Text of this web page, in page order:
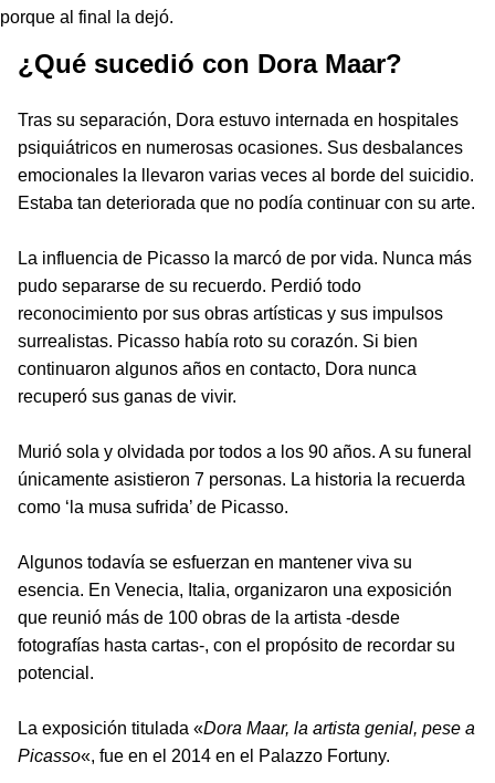
porque al final la dejó.
¿Qué sucedió con Dora Maar?
Tras su separación, Dora estuvo internada en hospitales
psiquiátricos en numerosas ocasiones. Sus desbalances
emocionales la llevaron varias veces al borde del suicidio.
Estaba tan deteriorada que no podía continuar con su arte.
La influencia de Picasso la marcó de por vida. Nunca más
pudo separarse de su recuerdo. Perdió todo
reconocimiento por sus obras artísticas y sus impulsos
surrealistas. Picasso había roto su corazón. Si bien
continuaron algunos años en contacto, Dora nunca
recuperó sus ganas de vivir.
Murió sola y olvidada por todos a los 90 años. A su funeral
únicamente asistieron 7 personas. La historia la recuerda
como ‘la musa sufrida’ de Picasso.
Algunos todavía se esfuerzan en mantener viva su
esencia. En Venecia, Italia, organizaron una exposición
que reunió más de 100 obras de la artista -desde
fotografías hasta cartas-, con el propósito de recordar su
potencial.
La exposición titulada «Dora Maar, la artista genial, pese a
Picasso«, fue en el 2014 en el Palazzo Fortuny.